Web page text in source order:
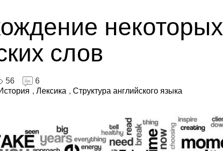
некоторых
слов
56
6
, Лексика , Структура английского языка